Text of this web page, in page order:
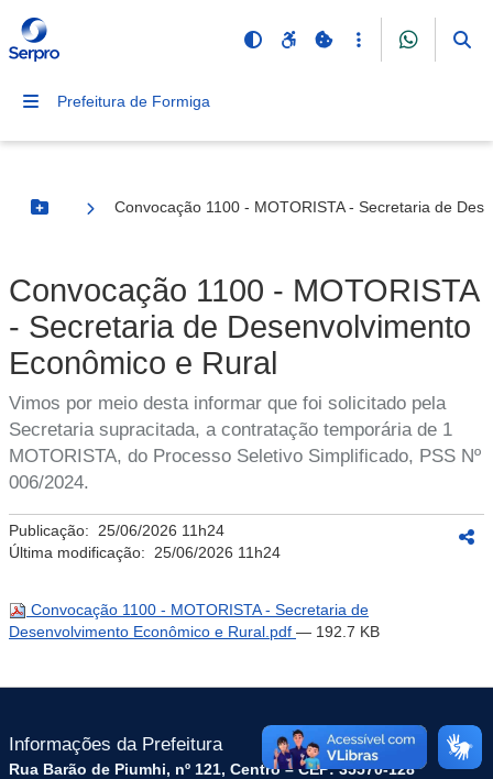
Prefeitura de Formiga
Botão Menu
Convocação 1100 - MOTORISTA - Secretaria de
Convocação 1100 - MOTORISTA
- Secretaria de Desenvolvimento
Econômico e Rural
Vimos por meio desta informar que foi solicitado pela
Secretaria supracitada, a contratação temporária de 1
MOTORISTA, do Processo Seletivo Simplificado, PSS Nº
006/2024.
Publicação: 25/06/2026 11h24
Última modificação: 25/06/2026 11h24
Convocação 1100 - MOTORISTA - Secretaria de
Desenvolvimento Econômico e Rural.pdf — 192.7 KB
Informações da Prefeitura
Rua Barão de Piumhi, nº 121, Centro – CEP: 35570-128